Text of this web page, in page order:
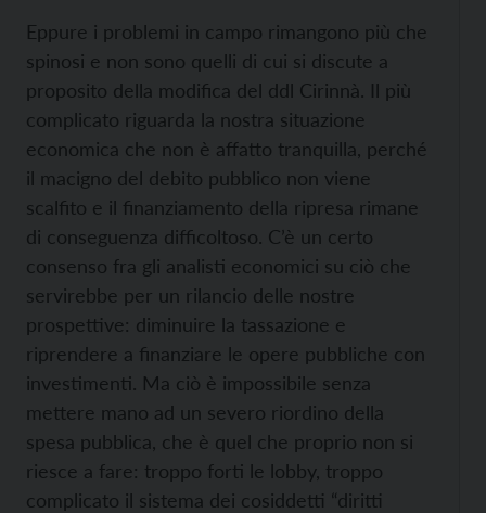
Eppure i problemi in campo rimangono più che
spinosi e non sono quelli di cui si discute a
proposito della modifica del ddl Cirinnà. Il più
complicato riguarda la nostra situazione
economica che non è affatto tranquilla, perché
il macigno del debito pubblico non viene
scalfito e il finanziamento della ripresa rimane
di conseguenza difficoltoso. C’è un certo
consenso fra gli analisti economici su ciò che
servirebbe per un rilancio delle nostre
prospettive: diminuire la tassazione e
riprendere a finanziare le opere pubbliche con
investimenti. Ma ciò è impossibile senza
mettere mano ad un severo riordino della
spesa pubblica, che è quel che proprio non si
riesce a fare: troppo forti le lobby, troppo
complicato il sistema dei cosiddetti “diritti